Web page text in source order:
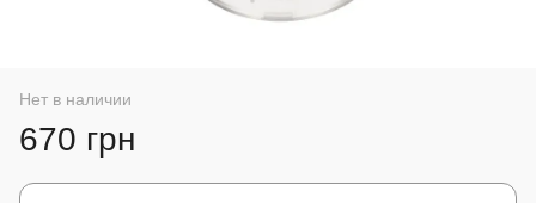
Нет в наличии
670 грн